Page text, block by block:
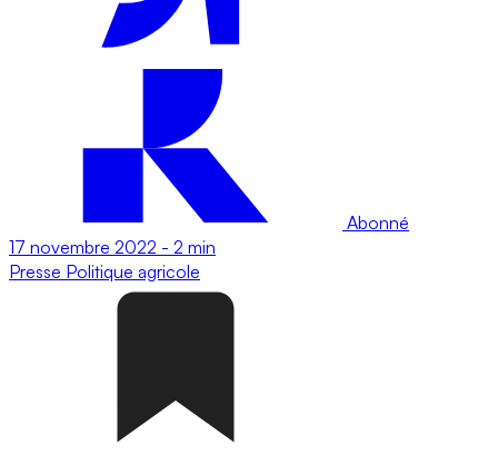
Abonné
17 novembre 2022 - 2 min
Presse Politique agricole